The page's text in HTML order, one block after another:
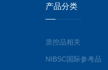
产品分类
质控品相关
NIBSC国际参考品